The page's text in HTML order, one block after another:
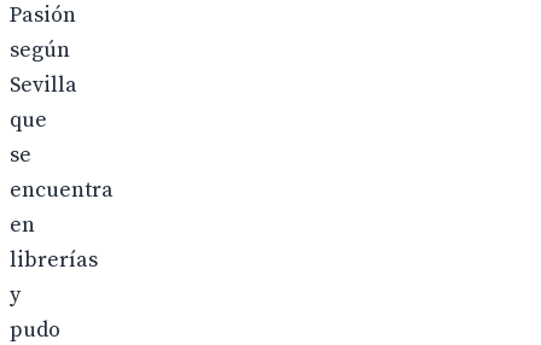
Pasión
según
Sevilla
que
se
encuentra
en
librerías
y
pudo